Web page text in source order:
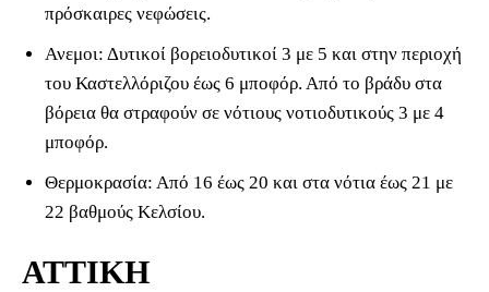
πρόσκαιρες νεφώσεις.
Ανεμοι: Δυτικοί βορειοδυτικοί 3 με 5 και στην περιοχή
του Καστελλόριζου έως 6 μποφόρ. Από το βράδυ στα
βόρεια θα στραφούν σε νότιους νοτιοδυτικούς 3 με 4
μποφόρ.
Θερμοκρασία: Από 16 έως 20 και στα νότια έως 21 με
22 βαθμούς Κελσίου.
ΑΤΤΙΚΗ